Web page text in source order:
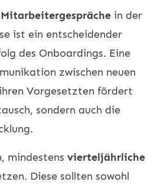
in der
ist ein entscheidender
des Onboardings. Eine
zwischen neuen
Vorgesetzten fördert
sondern auch die
mindestens vierteljährliche
Diese sollten sowohl